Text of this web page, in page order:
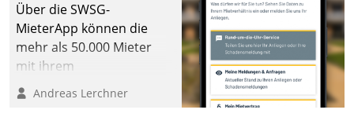
Über die SWSG-
MieterApp können die
mehr als 50.000 Mieter
mit ihrem
Wohnungsunternehmen
kommunizieren, auf dem
Andreas Lerchner